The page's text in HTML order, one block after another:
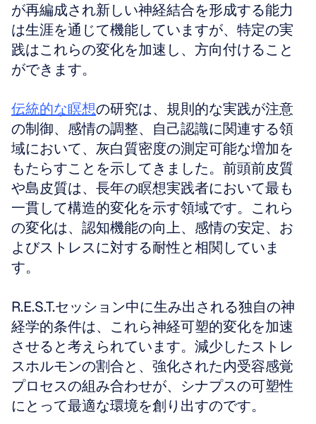
が再編成され新しい神経結合を形成する能力
は生涯を通じて機能していますが、特定の実
践はこれらの変化を加速し、方向付けること
ができます。
伝統的な瞑想の研究は、規則的な実践が注意
の制御、感情の調整、自己認識に関連する領
域において、灰白質密度の測定可能な増加を
もたらすことを示してきました。前頭前皮質
や島皮質は、長年の瞑想実践者において最も
一貫して構造的変化を示す領域です。これら
の変化は、認知機能の向上、感情の安定、お
よびストレスに対する耐性と相関していま
す。
R.E.S.T.セッション中に生み出される独自の神
経学的条件は、これら神経可塑的変化を加速
させると考えられています。減少したストレ
スホルモンの割合と、強化された内受容感覚
プロセスの組み合わせが、シナプスの可塑性
にとって最適な環境を創り出すのです。